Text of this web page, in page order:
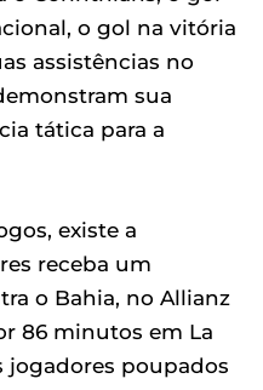
o gol na vitória
assistências no
sua
tática para a
existe a
receba um
o Bahia, no Allianz
86 minutos em La
jogadores poupados